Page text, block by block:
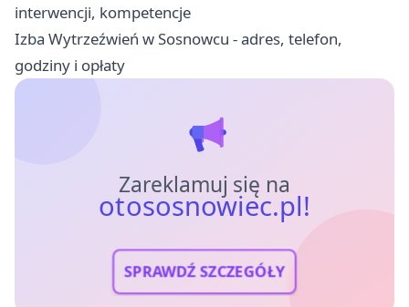
interwencji, kompetencje
Izba Wytrzeźwień w Sosnowcu - adres, telefon,
godziny i opłaty
Zareklamuj się na
otososnowiec.pl!
SPRAWDŹ SZCZEGÓŁY